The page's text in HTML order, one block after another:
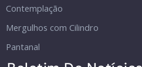
Contemplação
Mergulhos com Cilindro
Pantanal